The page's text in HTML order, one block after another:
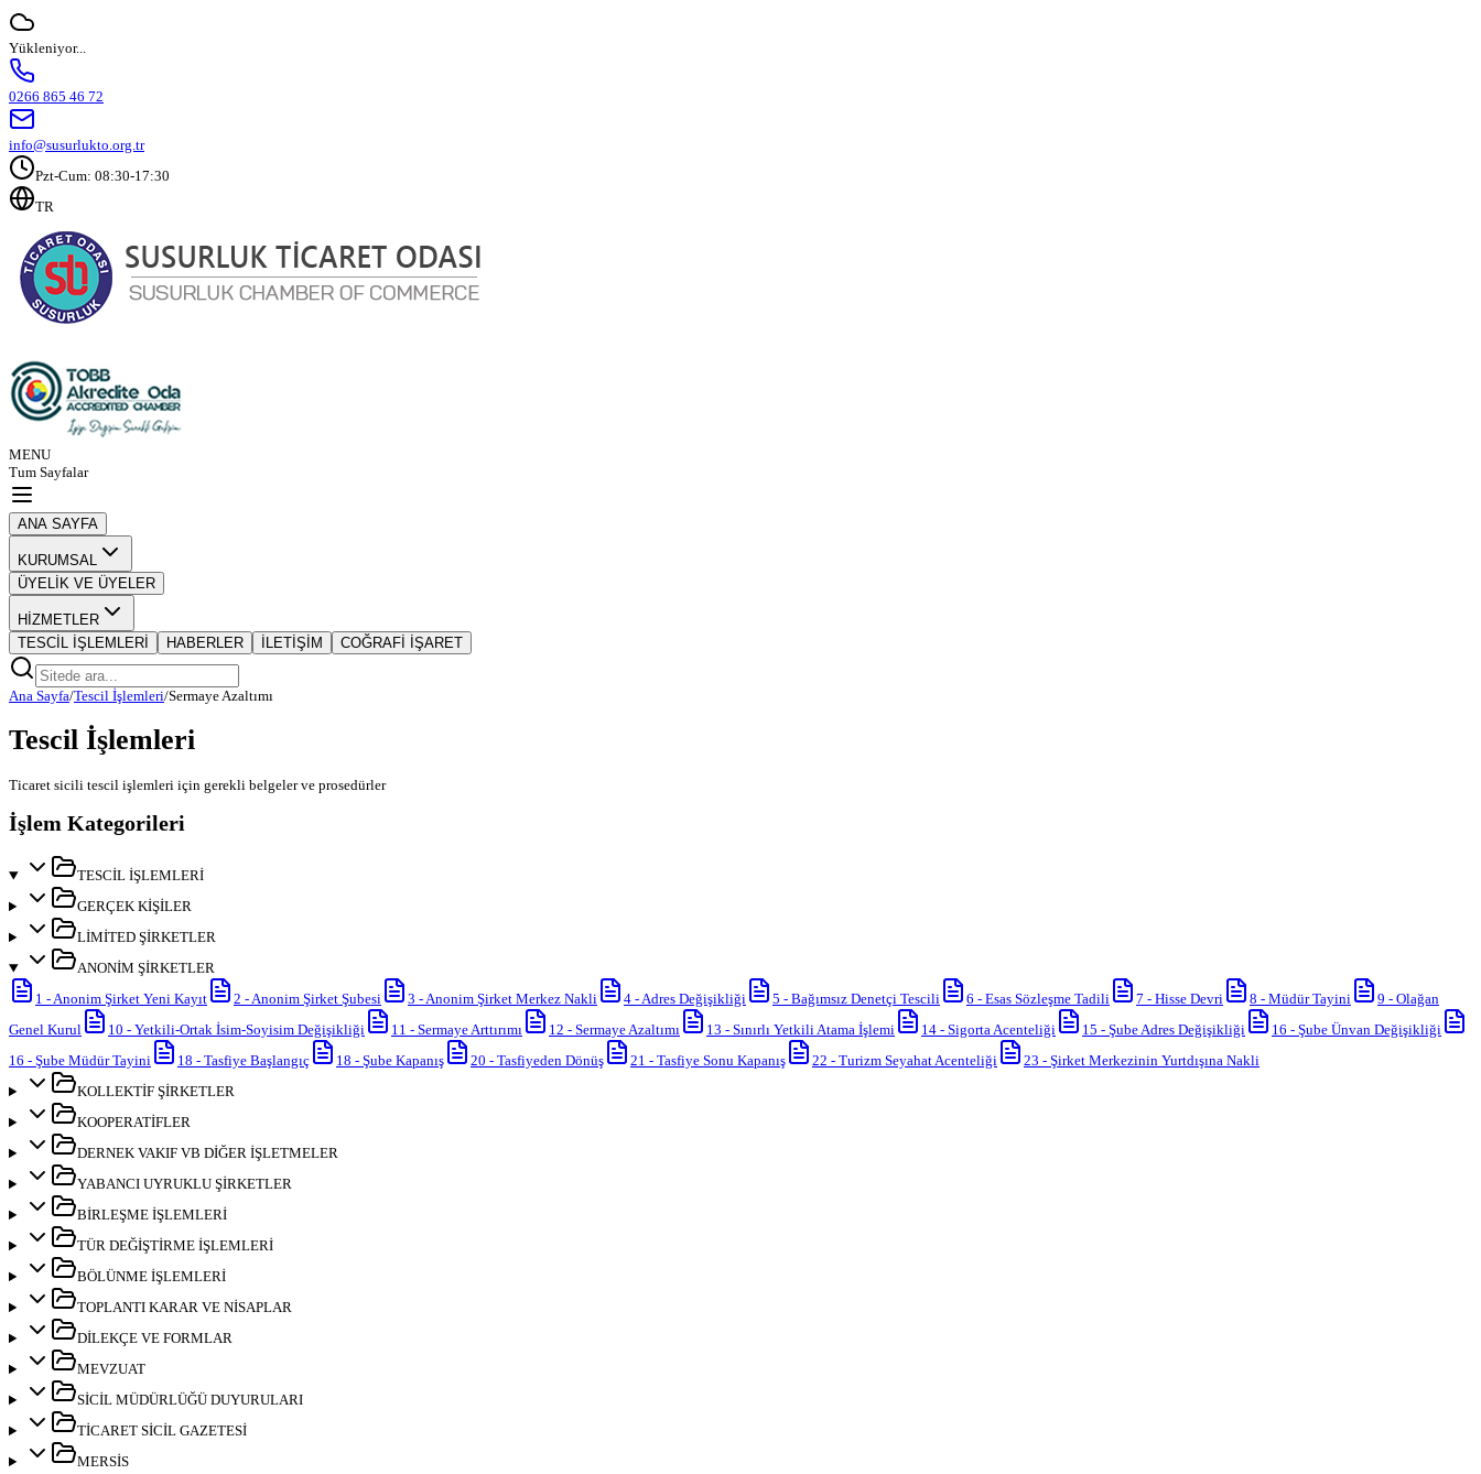
Yükleniyor...
0266 865 46 72
info@susurlukto.org.tr
Pzt-Cum: 08:30-17:30
TR
MENU
Tum Sayfalar
ANA SAYFA
KURUMSAL
ÜYELİK VE ÜYELER
HİZMETLER
TESCİL İŞLEMLERİ
HABERLER İLETİŞİM COĞRAFİ İŞARET
Ana Sayfa/Tescil İşlemleri/Sermaye Azaltımı
Tescil İşlemleri
Ticaret sicili tescil işlemleri için gerekli belgeler ve prosedürler
İşlem Kategorileri
TESCİL İŞLEMLERİ
GERÇEK KİŞİLER
LİMİTED ŞİRKETLER
ANONİM ŞİRKETLER
1 -Anonim Şirket Yeni Kayıt 2 -Anonim Şirket Şubesi 3 -Anonim Şirket Merkez Nakli 4 -Adres Değişikliği 5 - Bağımsız Denetçi Tescili 6 - Esas Sözleşme Tadili 7 - Hisse Devri 8 - Müdür Tayini 9 - Olağan
Genel Kurul
10 - Yetkili-Ortak İsim-Soyisim Değişikliği 11 - Sermaye Arttırımı 12 - Sermaye Azaltımı 13 - Sınırlı Yetkili Atama İşlemi 14 - Sigorta Acenteliği 15 - Şube Adres Değişikliği 16 - Şube Ünvan Değişikliği
16 - Şube Müdür Tayini 18 - Tasfiye Başlangıç 18 - Şube Kapanış 20 - Tasfiyeden Dönüş 21 - Tasfiye Sonu Kapanış 22 - Turizm Seyahat Acenteliği 23 - Şirket Merkezinin Yurtdışına Nakli
KOLLEKTİF ŞİRKETLER
KOOPERATİFLER
DERNEK VAKIF VB DİĞER İŞLETMELER
YABANCI UYRUKLU ŞİRKETLER
BİRLEŞME İŞLEMLERİ
TÜR DEĞİŞTİRME İŞLEMLERİ
BÖLÜNME İŞLEMLERİ
TOPLANTI KARAR VE NİSAPLAR
DİLEKÇE VE FORMLAR
MEVZUAT
SİCİL MÜDÜRLÜĞÜ DUYURULARI
TİCARET SİCİL GAZETESİ
MERSİS